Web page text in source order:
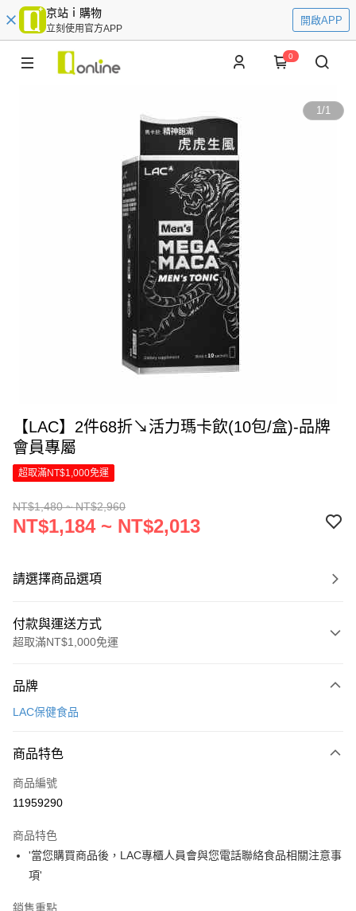
京站ｉ購物
立刻使用官方APP
開啟APP
0
1/1
【LAC】2件68折↘活力瑪卡飲(10包/盒)-品牌
會員專屬
超取滿NT$1,000免運
NT$1,480 ~ NT$2,960
NT$1,184 ~ NT$2,013
請選擇商品選項
付款與運送方式
超取滿NT$1,000免運
信用卡一次付款
Apple Pay
街口支付
Google Pay
全盈+PAY
大哥付你分期
品牌
LAC保健食品
商品特色
商品編號
11959290
商品特色
'當您購買商品後，LAC專櫃人員會與您電話聯絡食品相關注意事
項'
銷售重點